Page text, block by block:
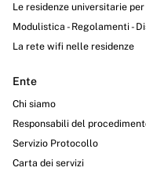
Le residenze universitarie per
Modulistica - Regolamenti -
La rete wifi nelle residenze
Ente
Chi siamo
Responsabili del
Servizio Protocollo
Carta dei servizi